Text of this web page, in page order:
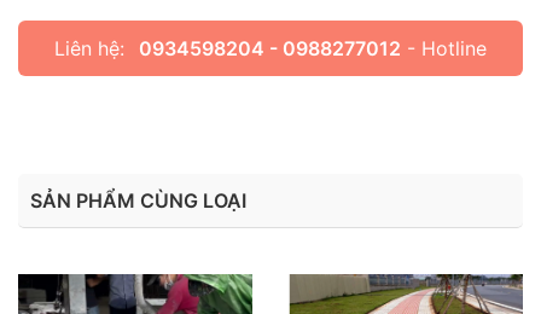
Liên hệ: 0934598204 - 0988277012 - Hotline
SẢN PHẨM CÙNG LOẠI